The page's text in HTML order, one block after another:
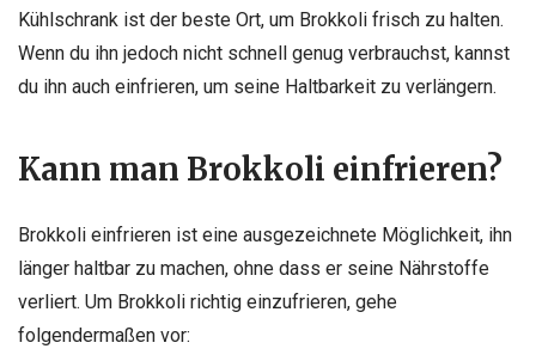
Kühlschrank ist der beste Ort, um Brokkoli frisch zu halten.
Wenn du ihn jedoch nicht schnell genug verbrauchst, kannst
du ihn auch einfrieren, um seine Haltbarkeit zu verlängern.
Kann man Brokkoli einfrieren?
Brokkoli einfrieren ist eine ausgezeichnete Möglichkeit, ihn
länger haltbar zu machen, ohne dass er seine Nährstoffe
verliert. Um Brokkoli richtig einzufrieren, gehe
folgendermaßen vor: